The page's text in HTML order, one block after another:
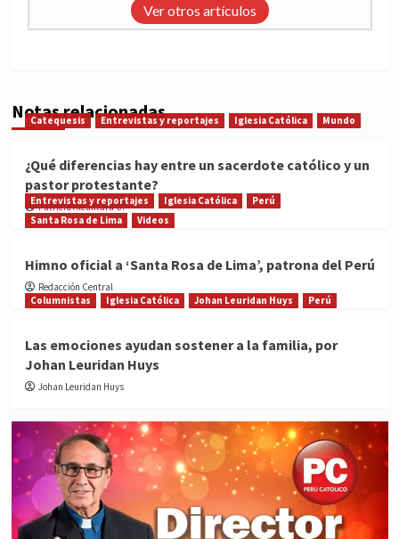
Ver otros artículos
Notas relacionadas
Catequesis Entrevistas y reportajes Iglesia Católica Mundo
¿Qué diferencias hay entre un sacerdote católico y un
pastor protestante?
Patricia Alcántara C.
Entrevistas y reportajes Iglesia Católica
Perú
Santa Rosa de Lima
Videos
Himno oficial a ‘Santa Rosa de Lima’, patrona del Perú
Redacción Central
Columnistas
Iglesia Católica Johan Leuridan Huys Perú
Las emociones ayudan sostener a la familia, por
Johan Leuridan Huys
Johan Leuridan Huys